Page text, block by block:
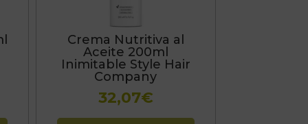
Crema Nutritiva al
Aceite 200ml
Inimitable Style Hair
Company
32,07€